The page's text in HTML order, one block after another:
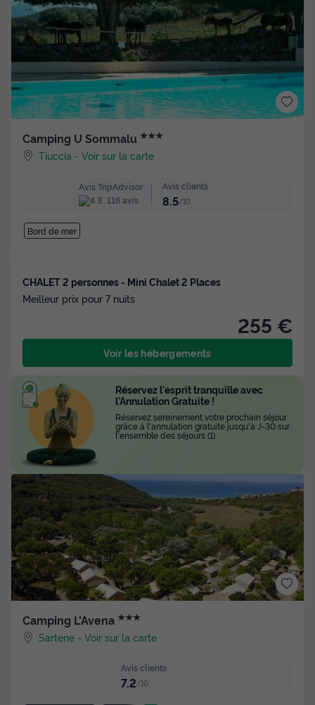
Camping U Sommalu ★★★
Tiuccia -Voir sur la carte
Avis TripAdvisor
116 avis
Avis clients
8.5/10
Bord de mer
CHALET 2 personnes - Mini Chalet 2 Places
Meilleur prix pour 7 nuits
255 €
Voir les hébergements
Camping L'Avena ★★★
Sartene -Voir sur la carte
Avis clients
7.2 /10
Réservez l'esprit tranquille avec
l'Annulation Gratuite !
Réservez sereinement votre prochain séjour
grâce à l'annulation gratuite jusqu'à J-30 sur
l'ensemble des séjours (1).